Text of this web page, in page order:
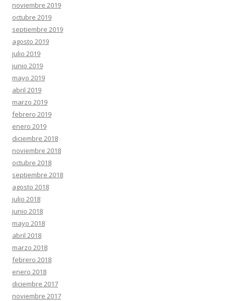
noviembre 2019
octubre 2019
septiembre 2019
agosto 2019
julio 2019
junio 2019
mayo 2019
abril 2019
marzo 2019
febrero 2019
enero 2019
diciembre 2018
noviembre 2018
octubre 2018
septiembre 2018
agosto 2018
julio 2018
junio 2018
mayo 2018
abril 2018
marzo 2018
febrero 2018
enero 2018
diciembre 2017
noviembre 2017